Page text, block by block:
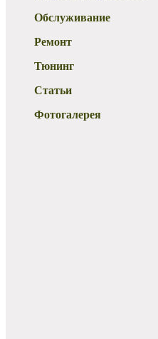
Обслуживание
Ремонт
Тюнинг
Статьи
Фотогалерея